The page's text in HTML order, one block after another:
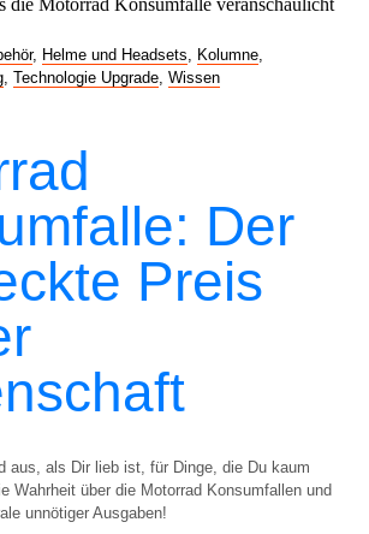
, Helme und Headsets Kolumne
Technologie Upgrade Wissen
Der
Preis
aus, als Dir lieb ist, für Dinge, die Du kaum
Wahrheit über die Motorrad Konsumfallen und
unnötiger Ausgaben!